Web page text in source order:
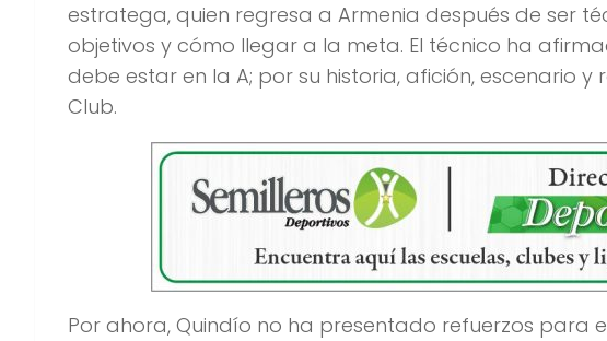
estratega, quien regresa a Armenia después de ser
objetivos y cómo llegar a la meta. El técnico ha
debe estar en la A; por su historia, afición, escenario
Club.
Por ahora, Quindío no ha presentado refuerzos para